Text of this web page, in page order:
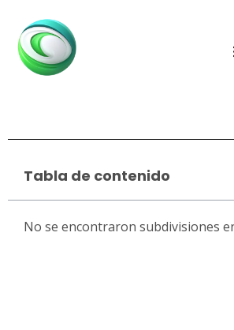
Tabla de contenido
No se encontraron subdivisiones